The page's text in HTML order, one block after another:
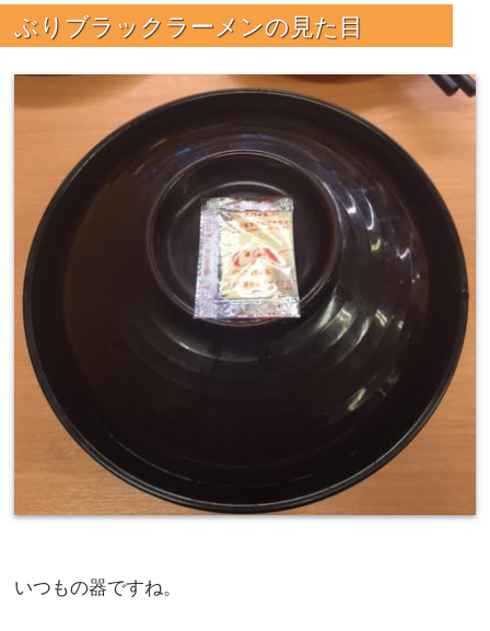
ぶりブラックラーメンの見た目
いつもの器ですね。